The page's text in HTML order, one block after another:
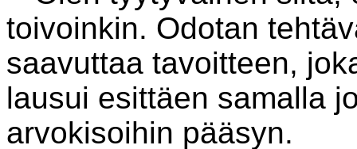
toivoinkin. Odotan
saavuttaa tavoitteen,
lausui esittäen samalla
arvokisoihin pääsyn.